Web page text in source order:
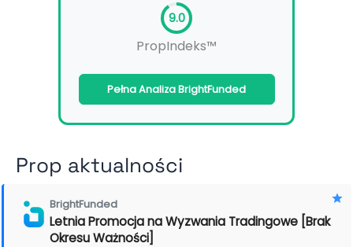
9.0
PropIndeks™
Pełna Analiza BrightFunded
Prop aktualności
BrightFunded
Letnia Promocja na Wyzwania Tradingowe [Brak
Okresu Ważności]